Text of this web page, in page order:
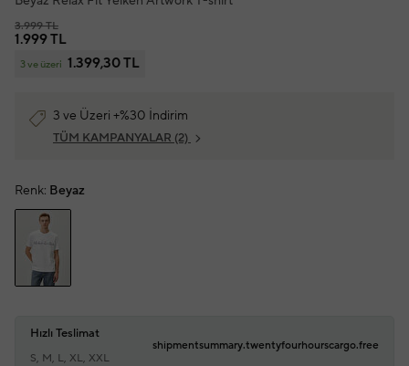
3.999 TL
1.999 TL
3 ve üzeri 1.399,30 TL
3 ve Üzeri +%30 İndirim
TÜM KAMPANYALAR (2)
Renk: Beyaz
Hızlı Teslimat
S, M, L, XL, XXL
shipmentsummary.twentyfourhourscargo.free